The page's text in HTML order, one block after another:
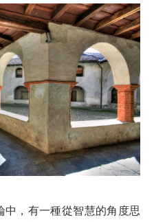
，有一種從智慧的角度思